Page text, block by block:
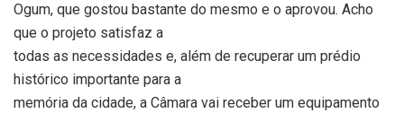
Ogum, que gostou bastante do mesmo e o aprovou. Acho
que o projeto satisfaz a
todas as necessidades e, além de recuperar um prédio
histórico importante para a
memória da cidade, a Câmara vai receber um equipamento